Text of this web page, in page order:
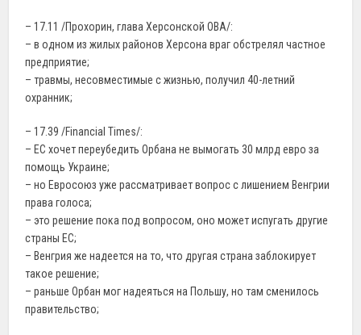
– 17.11 /Прохорин, глава Херсонской ОВА/:
– в одном из жилых районов Херсона враг обстрелял частное
предприятие;
– травмы, несовместимые с жизнью, получил 40-летний
охранник;
– 17.39 /Financial Times/:
– ЕС хочет переубедить Орбана не вымогать 30 млрд евро за
помощь Украине;
– но Евросоюз уже рассматривает вопрос с лишением Венгрии
права голоса;
– это решение пока под вопросом, оно может испугать другие
страны ЕС;
– Венгрия же надеется на то, что другая страна заблокирует
такое решение;
– раньше Орбан мог надеяться на Польшу, но там сменилось
правительство;